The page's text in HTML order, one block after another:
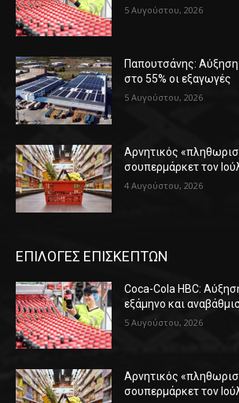
5 Αυγούστου, 2026
Παπουτσάνης:
στο 55% οι εξαγωγές
5 Αυγούστου, 2026
Αρνητικός
σουπερμάρκετ τον
4 Αυγούστου, 2026
ΕΠΙΛΟΓΕΣ ΕΠΙΣΚΕΠΤΩΝ
Coca-Cola HBC:
εξάμηνο και
5 Αυγούστου, 2026
Αρνητικός
σουπερμάρκετ τον